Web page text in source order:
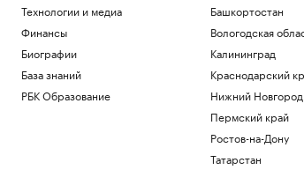
Технологии и медиа
Финансы
Биографии
База знаний
РБК Образование
Башкортостан
Вологодская
Калининград
Краснодарский
Нижний Новгород
Пермский край
Ростов-на-Дону
Татарстан